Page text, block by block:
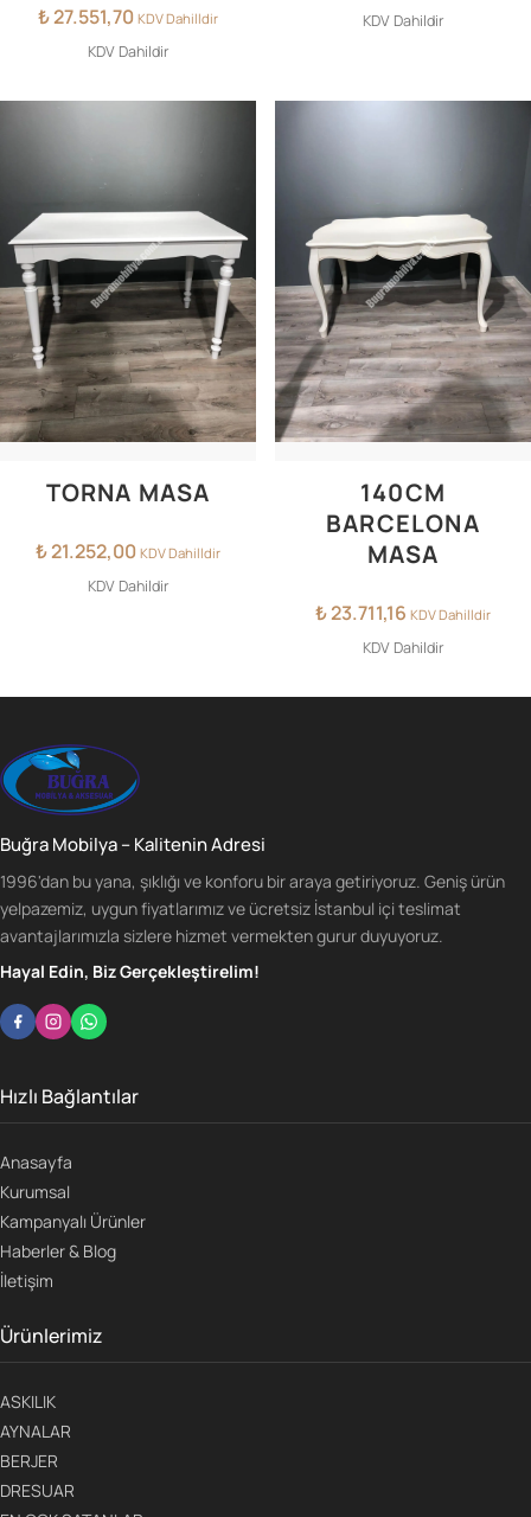
₺27.551,70 KDV Dahilldir
KDV Dahildir
KDV Dahildir
TORNA MASA
₺21.252,00 KDV Dahilldir
KDV Dahildir
140CM
BARCELONA
MASA
₺23.711,16 KDV Dahilldir
KDV Dahildir
Buğra Mobilya – Kalitenin Adresi
1996'dan bu yana, şıklığı ve konforu bir araya getiriyoruz. Geniş ürün
yelpazemiz, uygun fiyatlarımız ve ücretsiz İstanbul içi teslimat
avantajlarımızla sizlere hizmet vermekten gurur duyuyoruz.
Hayal Edin, Biz Gerçekleştirelim!
Hızlı Bağlantılar
Anasayfa
Kurumsal
Kampanyalı Ürünler
Haberler & Blog
İletişim
Ürünlerimiz
ASKILIK
AYNALAR
BERJER
DRESUAR